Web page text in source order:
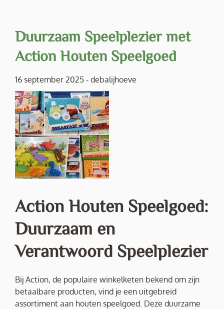
Duurzaam Speelplezier met
Action Houten Speelgoed
16 september 2025 - debalijhoeve
Action Houten Speelgoed:
Duurzaam en
Verantwoord Speelplezier
Bij Action, de populaire winkelketen bekend om zijn
betaalbare producten, vind je een uitgebreid
assortiment aan houten speelgoed. Deze duurzame